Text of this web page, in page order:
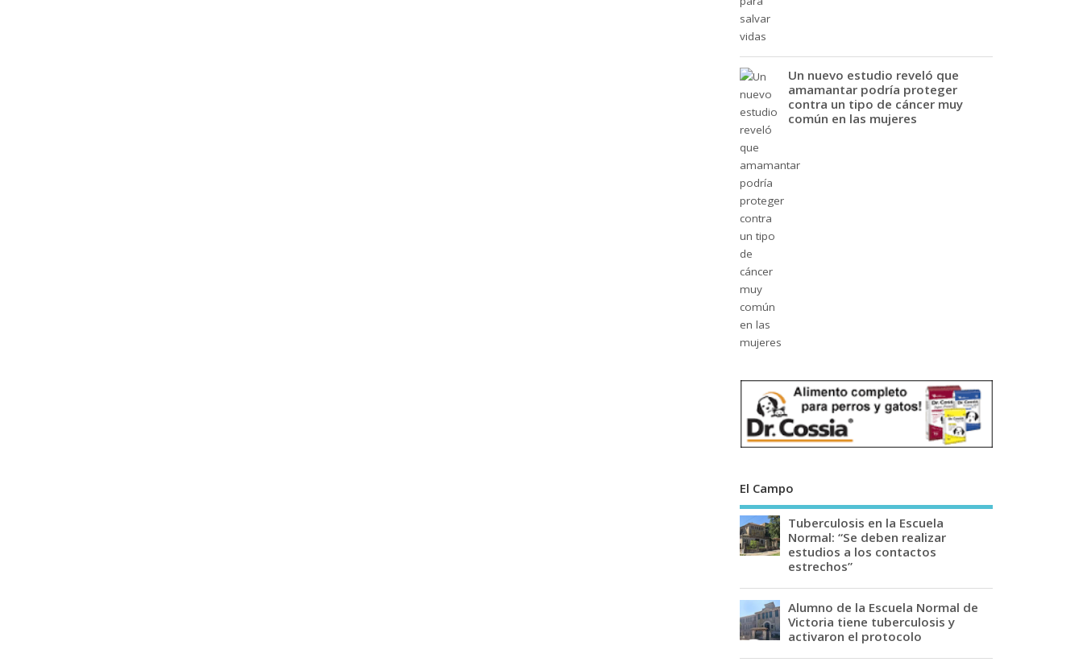
Un nuevo estudio reveló que
amamantar podría proteger
contra un tipo de cáncer muy
común en las mujeres
El Campo
Tuberculosis en la Escuela
Normal: “Se deben realizar
estudios a los contactos
estrechos”
Alumno de la Escuela Normal de
Victoria tiene tuberculosis y
activaron el protocolo